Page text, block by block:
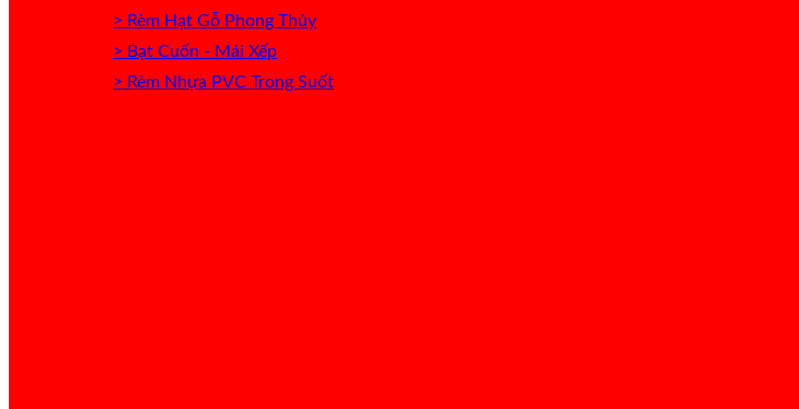
> Rèm Hạt Gỗ Phong Thủy
> Bạt Cuốn - Mái Xếp
> Rèm Nhựa PVC Trong Suốt